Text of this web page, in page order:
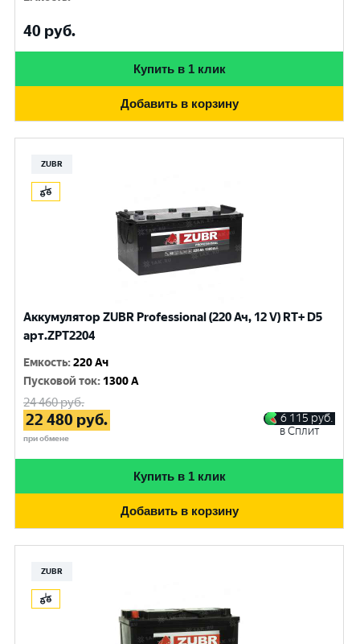
40 руб.
Купить в 1 клик
Добавить в корзину
ZUBR
Аккумулятор ZUBR Professional (220 Ач, 12 V) RT+ D5
арт.ZPT2204
Емкость:220 Ач
Пусковой ток: 1300 A
24 460руб.
22 480 руб.
при обмене
6 115 руб.
в Сплит
Купить в 1 клик
Добавить в корзину
ZUBR